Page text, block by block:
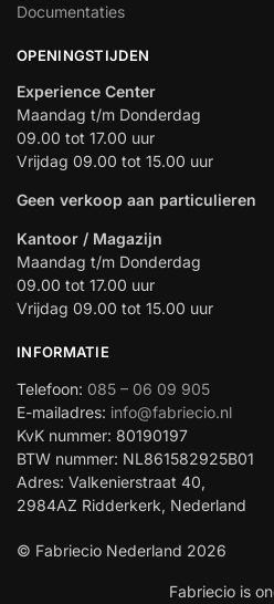
Documentaties
OPENINGSTIJDEN
Experience Center
Maandag t/m Donderdag
09.00 tot 17.00 uur
Vrijdag 09.00 tot 15.00 uur
Geen verkoop aan particulieren
Kantoor / Magazijn
Maandag t/m Donderdag
09.00 tot 17.00 uur
Vrijdag 09.00 tot 15.00 uur
INFORMATIE
Telefoon: 085 – 06 09 905
E-mailadres: info@fabriecio.nl
KvK nummer: 80190197
BTW nummer: NL861582925B01
Adres: Valkenierstraat 40,
2984AZ Ridderkerk, Nederland
© Fabriecio Nederland 2026
Fabriecio is